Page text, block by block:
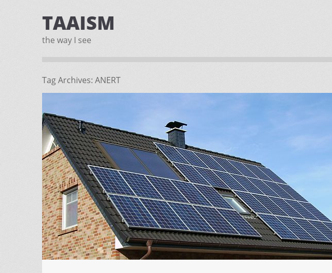
TAAISM
the way I see
Tag Archives: ANERT